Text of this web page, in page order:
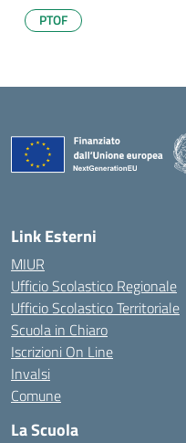
PTOF
Link Esterni
MIUR
Ufficio Scolastico Regionale
Ufficio Scolastico Territoriale
Scuola in Chiaro
Iscrizioni On Line
Invalsi
Comune
La Scuola